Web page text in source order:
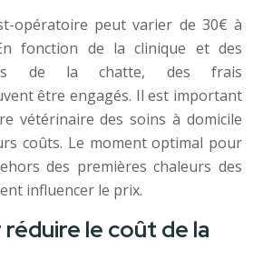
opératoire peut varier de 30€ à
fonction de la clinique et des
de la chatte, des frais
être engagés. Il est important
vétérinaire des soins à domicile
coûts. Le moment optimal pour
des premières chaleurs des
influencer le prix.
le coût de la